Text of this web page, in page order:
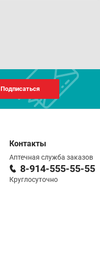
Подписаться
Контакты
Аптечная служба заказов
8-914-555-55-55
Круглосуточно